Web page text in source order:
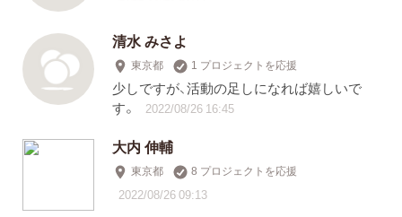
清水 みさよ
東京都 1 プロジェクトを応援
少しですが、活動の足しになれば嬉しいで
す。
2022/08/26 16:45
大内 伸輔
東京都 8 プロジェクトを応援
2022/08/26 09:13